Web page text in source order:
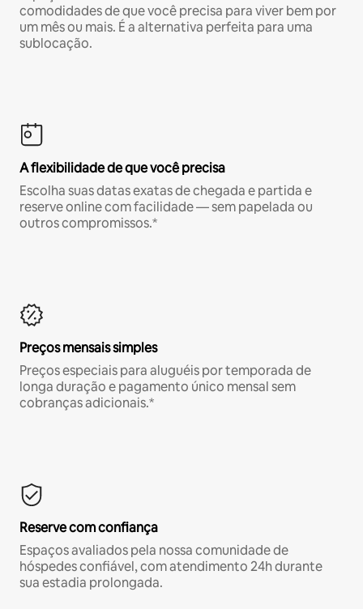
comodidades de que você precisa para viver bem por
um mês ou mais. É a alternativa perfeita para uma
sublocação.
A flexibilidade de que você precisa
Escolha suas datas exatas de chegada e partida e
reserve online com facilidade — sem papelada ou
outros compromissos.*
Preços mensais simples
Preços especiais para aluguéis por temporada de
longa duração e pagamento único mensal sem
cobranças adicionais.*
Reserve com confiança
Espaços avaliados pela nossa comunidade de
hóspedes confiável, com atendimento 24h durante
sua estadia prolongada.